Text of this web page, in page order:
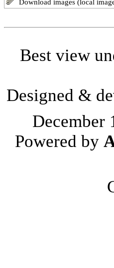
Download images (local
Best view
Designed &
December
Powered by